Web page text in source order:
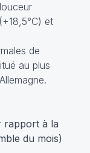
et
de
au plus
rapport à la
du mois)